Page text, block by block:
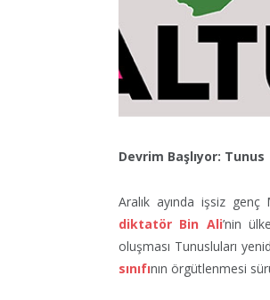
Devrim Başlıyor: Tunus
Aralık ayında işsiz genç
diktatör Bin Ali’nin
oluşması Tunusluları
sınıfının örgütlenmesi